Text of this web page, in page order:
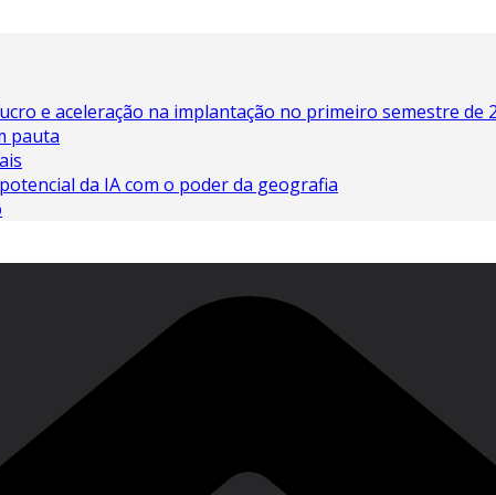
e aceleração na implantação no primeiro semestre de
pauta
da IA ​​com o poder da geografia